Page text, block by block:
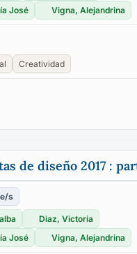
José
Vigna, Alejandrina
Creatividad
de diseño 2017 :
s
Diaz, Victoria
José
Vigna, Alejandrina